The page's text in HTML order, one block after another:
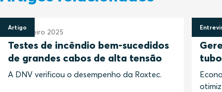
Artigo
12 fevereiro 2025
Testes de incêndio bem-sucedidos
de grandes cabos de alta tensão
A DNV verificou o desempenho da Roxtec.
3